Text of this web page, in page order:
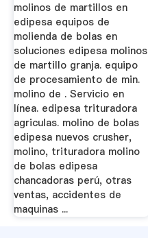
molinos de martillos en
edipesa equipos de
molienda de bolas en
soluciones edipesa molinos
de martillo granja. equipo
de procesamiento de min.
molino de . Servicio en
línea. edipesa trituradora
agriculas. molino de bolas
edipesa nuevos crusher,
molino, trituradora molino
de bolas edipesa
chancadoras perú, otras
ventas, accidentes de
maquinas ...